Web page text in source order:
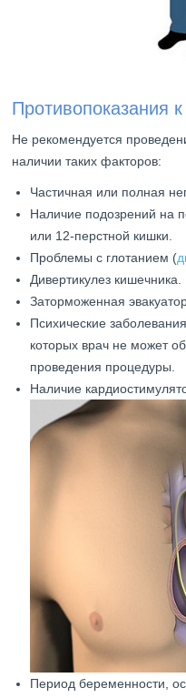
Противопоказания
Не рекомендуется
наличии таких факторов:
Частичная или полная
Наличие подозрений на
или 12-перстной кишки.
Проблемы с глотанием (
Дивертикулез кишечника.
Заторможенная
Психические
которых врач не может
проведения процедуры.
Наличие
Период беременности,